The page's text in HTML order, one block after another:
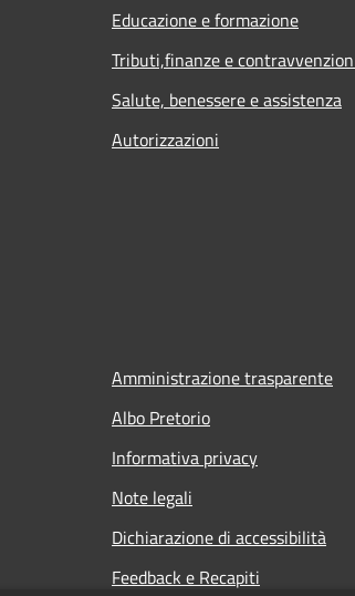
Educazione e formazione
Tributi,finanze e
Salute, benessere e assistenza
Autorizzazioni
Amministrazione trasparente
Albo Pretorio
Informativa privacy
Note legali
Dichiarazione di accessibilità
Feedback e Recapiti